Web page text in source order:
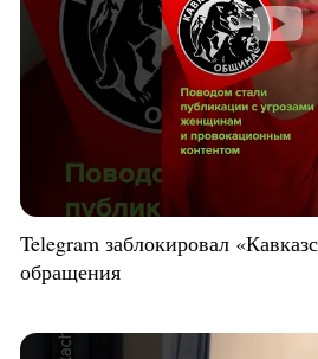
Telegram заблокировал
обращения